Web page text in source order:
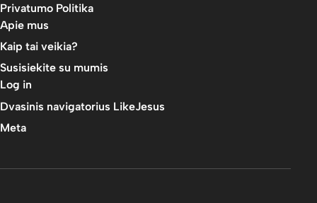
Privatumo Politika
Apie mus
Kaip tai veikia?
Susisiekite su mumis
Log in
Dvasinis navigatorius LikeJesus
Meta